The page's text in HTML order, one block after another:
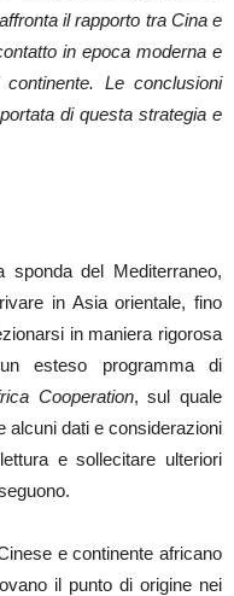
il rapporto tra Cina e
in epoca moderna e
Le conclusioni
di questa strategia e
sponda del Mediterraneo,
in Asia orientale, fino
in maniera rigorosa
esteso programma di
Cooperation, sul quale
alcuni dati e considerazioni
e sollecitare ulteriori
e continente africano
il punto di origine nei